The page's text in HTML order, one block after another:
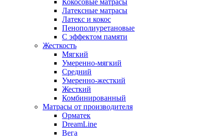
Кокосовые матрасы
Латексные матрасы
Латекс и кокос
Пенополиуретановые
С эффектом памяти
Жесткость
Мягкий
Умеренно-мягкий
Средний
Умеренно-жесткий
Жесткий
Комбинированный
Матрасы от производителя
Орматек
DreamLine
Вега